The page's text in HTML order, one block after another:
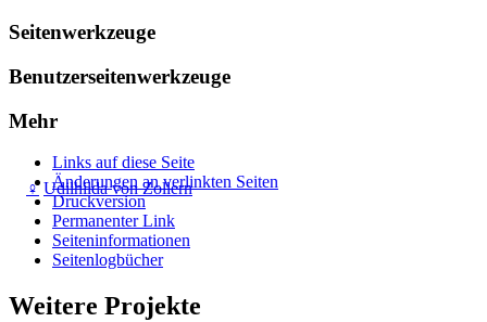
♀ Udilhilda von Zollern
Seitenwerkzeuge
Benutzerseitenwerkzeuge
Mehr
Links auf diese Seite
Änderungen an verlinkten Seiten
Druckversion
Permanenter Link
Seiten­­informationen
Seitenlogbücher
Weitere Projekte